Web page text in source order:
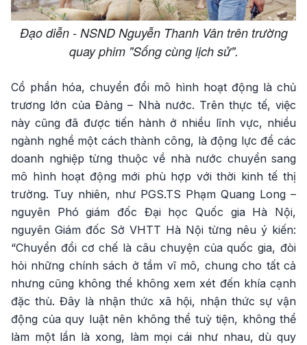
Đạo diễn - NSND Nguyễn Thanh Vân trên trường
quay phim "Sống cùng lịch sử".
Cổ phần hóa, chuyển đổi mô hình hoạt động là chủ
trương lớn của Đảng – Nhà nước. Trên thực tế, việc
này cũng đã được tiến hành ở nhiều lĩnh vực, nhiều
ngành nghề một cách thành công, là động lực để các
doanh nghiệp từng thuộc về nhà nước chuyển sang
mô hình hoạt động mới phù hợp với thời kinh tế thị
trường. Tuy nhiên, như PGS.TS Phạm Quang Long –
nguyên Phó giám đốc Đại học Quốc gia Hà Nội,
nguyên Giám đốc Sở VHTT Hà Nội từng nêu ý kiến:
“Chuyển đổi cơ chế là câu chuyện của quốc gia, đòi
hỏi những chính sách ở tầm vĩ mô, chung cho tất cả
nhưng cũng không thể không xem xét đến khía cạnh
đặc thù. Đây là nhận thức xã hội, nhận thức sự vận
động của quy luật nên không thể tuỳ tiện, không thể
làm một lần là xong, làm mọi cái như nhau, dù quy